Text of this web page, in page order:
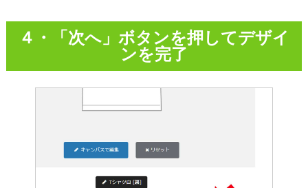
４・「次へ」ボタンを押してデザイ
ンを完了